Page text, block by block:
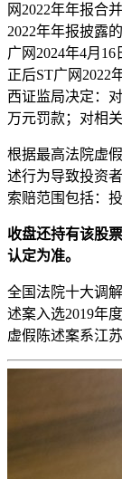
网2022年年报合
2022年年报披露
广网2024年4月
正后ST广网2022
西证监局决定：
万元罚款；对相
根据最高法院虚
述行为导致投资
索赔范围包括：
收盘还持有该股
认定为准。
全国法院十大调
述案入选2019年
虚假陈述案系江